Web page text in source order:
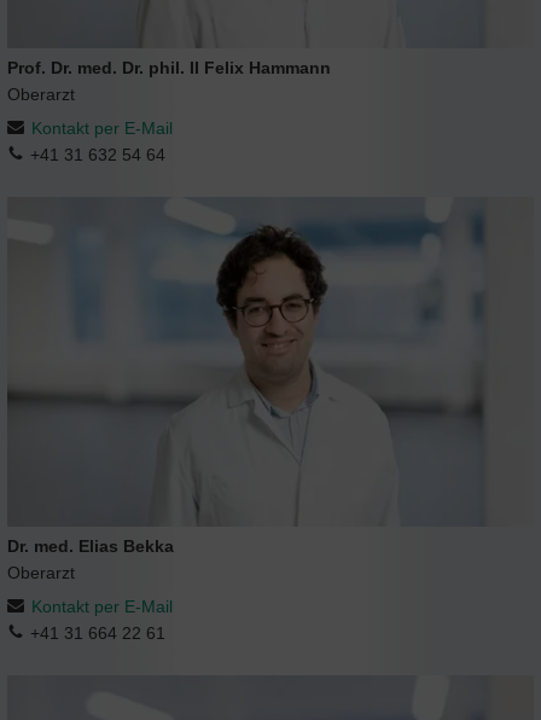
Prof. Dr. med. Dr. phil. II Felix Hammann
Oberarzt
Kontakt per E-Mail
+41 31 632 54 64
Dr. med. Elias Bekka
Oberarzt
Kontakt per E-Mail
+41 31 664 22 61